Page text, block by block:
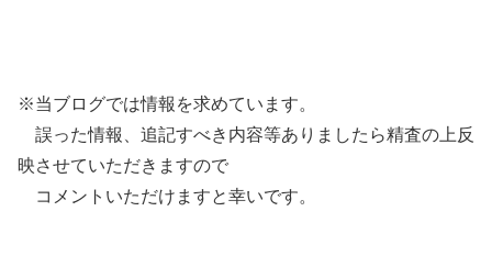
※当ブログでは情報を求めています。
誤った情報、追記すべき内容等ありましたら精査の上反
映させていただきますので
コメントいただけますと幸いです。